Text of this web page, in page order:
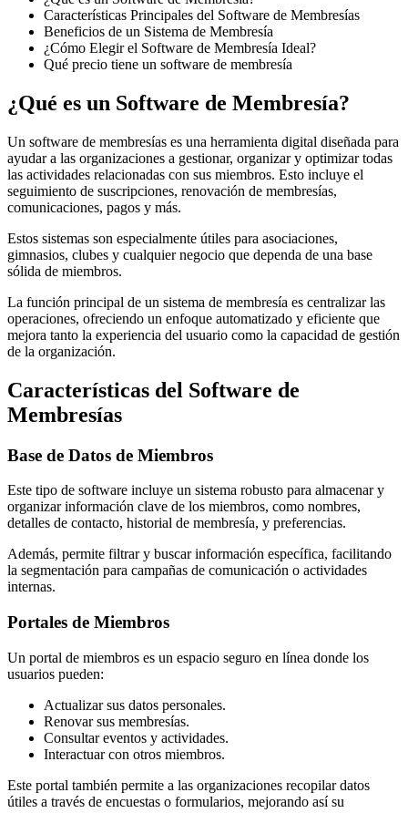
Características Principales del Software de Membresías
Beneficios de un Sistema de Membresía
¿Cómo Elegir el Software de Membresía Ideal?
Qué precio tiene un software de membresía
¿Qué es un Software de Membresía?
Un software de membresías es una herramienta digital diseñada para
ayudar a las organizaciones a gestionar, organizar y optimizar todas
las actividades relacionadas con sus miembros. Esto incluye el
seguimiento de suscripciones, renovación de membresías,
comunicaciones, pagos y más.
Estos sistemas son especialmente útiles para asociaciones,
gimnasios, clubes y cualquier negocio que dependa de una base
sólida de miembros.
La función principal de un sistema de membresía es centralizar las
operaciones, ofreciendo un enfoque automatizado y eficiente que
mejora tanto la experiencia del usuario como la capacidad de gestión
de la organización.
Características del Software de
Membresías
Base de Datos de Miembros
Este tipo de software incluye un sistema robusto para almacenar y
organizar información clave de los miembros, como nombres,
detalles de contacto, historial de membresía, y preferencias.
Además, permite filtrar y buscar información específica, facilitando
la segmentación para campañas de comunicación o actividades
internas.
Portales de Miembros
Un portal de miembros es un espacio seguro en línea donde los
usuarios pueden:
Actualizar sus datos personales.
Renovar sus membresías.
Consultar eventos y actividades.
Interactuar con otros miembros.
Este portal también permite a las organizaciones recopilar datos
útiles a través de encuestas o formularios, mejorando así su